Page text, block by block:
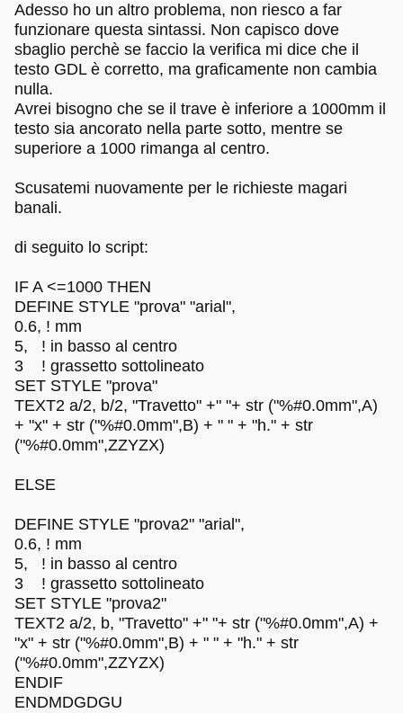
Adesso ho un altro problema, non riesco a far
funzionare questa sintassi. Non capisco dove
sbaglio perchè se faccio la verifica mi dice che il
testo GDL è corretto, ma graficamente non cambia
nulla.
Avrei bisogno che se il trave è inferiore a 1000mm il
testo sia ancorato nella parte sotto, mentre se
superiore a 1000 rimanga al centro.
Scusatemi nuovamente per le richieste magari
banali.
di seguito lo script:
IF A <=1000 THEN
DEFINE STYLE "prova" "arial",
0.6, ! mm
5, ! in basso al centro
3 ! grassetto sottolineato
SET STYLE "prova"
TEXT2 a/2, b/2, "Travetto" +" "+ str ("%#0.0mm",A)
+ "x" + str ("%#0.0mm",B) + " " + "h." + str
("%#0.0mm",ZZYZX)
ELSE
DEFINE STYLE "prova2" "arial",
0.6, ! mm
5, ! in basso al centro
3 ! grassetto sottolineato
SET STYLE "prova2"
TEXT2 a/2, b, "Travetto" +" "+ str ("%#0.0mm",A) +
"x" + str ("%#0.0mm",B) + " " + "h." + str
("%#0.0mm",ZZYZX)
ENDIF
ENDMDGDGU